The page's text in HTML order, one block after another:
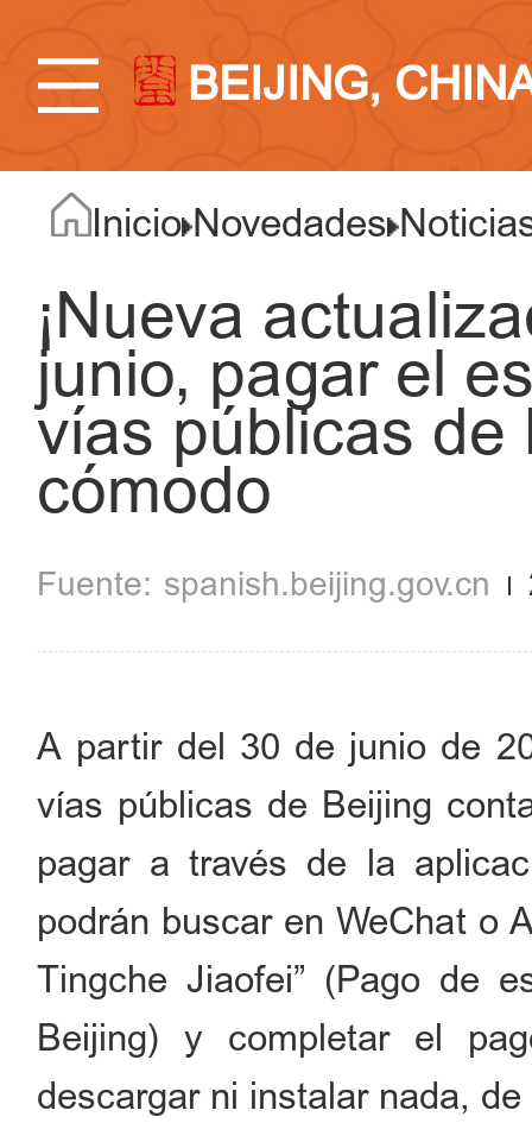
BEIJING,
Inicio Novedades
¡Nueva
junio, pagar el
vías públicas de
cómodo
spanish.beijing.gov.cn
A partir del 30 de junio de
vías públicas de Beijing
pagar a través de la
podrán buscar en WeChat o
Tingche Jiaofei” (Pago de
Beijing) y completar el
descargar ni instalar nada,